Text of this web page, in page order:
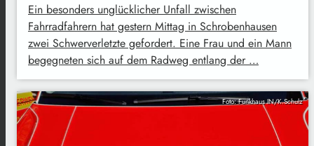
Ein besonders unglücklicher Unfall zwischen
Fahrradfahrern hat gestern Mittag in Schrobenhausen
zwei Schwerverletzte gefordert. Eine Frau und ein Mann
begegneten sich auf dem Radweg entlang der …
Foto: Funkhaus IN/K.Schulz